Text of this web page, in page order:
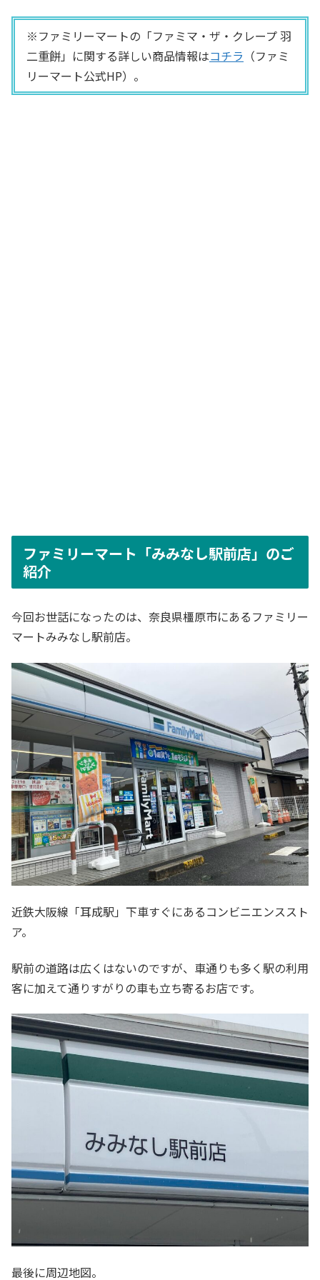
※ファミリーマートの「ファミマ・ザ・クレープ 羽
二重餅」に関する詳しい商品情報はコチラ （ファミ
リーマート公式HP）。
ファミリーマート「みみなし駅前店」のご
紹介
今回お世話になったのは、奈良県橿原市にあるファミリー
マートみみなし駅前店。
近鉄大阪線「耳成駅」下車すぐにあるコンビニエンススト
ア。
駅前の道路は広くはないのですが、車通りも多く駅の利用
客に加えて通りすがりの車も立ち寄るお店です。
最後に周辺地図。